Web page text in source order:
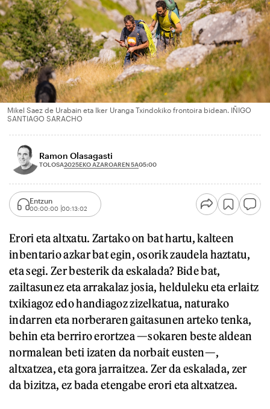
Mikel Saez de Urabain eta Iker Uranga Txindokiko frontoira bidean. IÑIGO
SANTIAGO SARACHO
Ramon Olasagasti
TOLOSA2025EKO AZAROAREN 5A05:00
Entzun
00:00:00 00:13:02
Erori eta altxatu. Zartako on bat hartu, kalteen
inbentario azkar bat egin, osorik zaudela haztatu,
eta segi. Zer besterik da eskalada? Bide bat,
zailtasunez eta arrakalaz josia, helduleku eta erlaitz
txikiagoz edo handiagoz zizelkatua, naturako
indarren eta norberaren gaitasunen arteko tenka,
behin eta berriro erortzea —sokaren beste aldean
normalean beti izaten da norbait eusten—,
altxatzea, eta gora jarraitzea. Zer da eskalada, zer
da bizitza, ez bada etengabe erori eta altxatzea.